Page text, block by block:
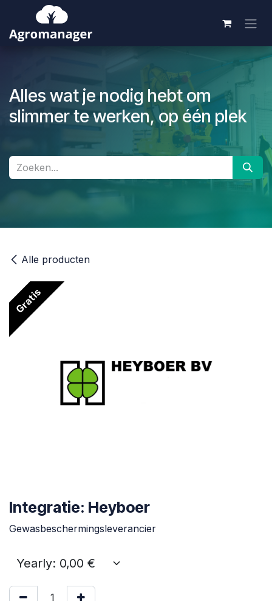
Overslaan naar inhoud
Alles wat je nodig hebt om
slimmer te werken, op één plek
Alle producten
Gratis
Integratie: Heyboer
Gewasbeschermingsleverancier